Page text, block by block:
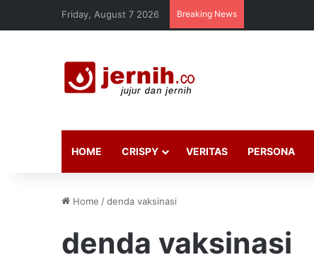
Friday, August 7 2026 Breaking News
HOME CRISPY VERITAS PERSONA
Home /denda vaksinasi
denda vaksinasi